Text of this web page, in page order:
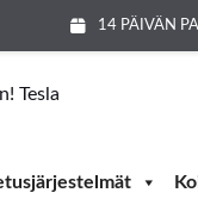
14 PÄIVÄN